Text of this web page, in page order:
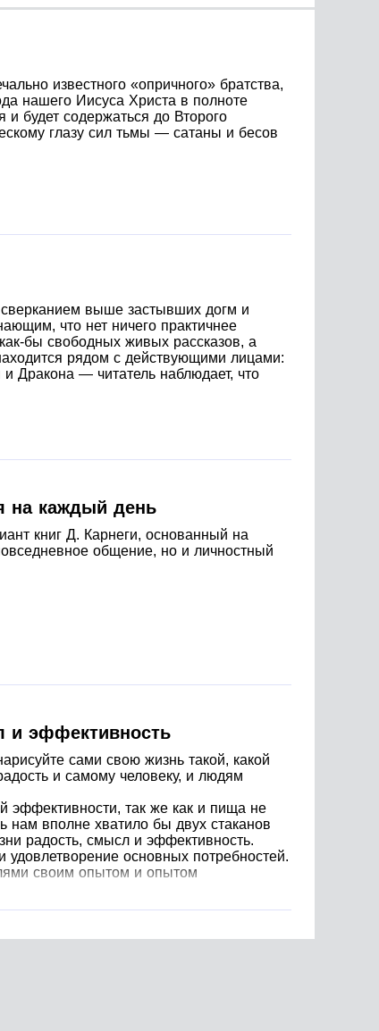
известного «опричного» братства,
нашего Иисуса Христа в полноте
будет содержаться до Второго
глазу сил тьмы — сатаны и бесов
сверканием выше застывших догм и
что нет ничего практичнее
бы свободных живых рассказов, а
рядом с действующими лицами:
Дракона — читатель наблюдает, что
на каждый день
книг Д. Карнеги, основанный на
общение, но и личностный
и эффективность
сами свою жизнь такой, какой
и самому человеку, и людям
эффективности, так же как и пища не
нам вполне хватило бы двух стаканов
радость, смысл и эффективность.
основных потребностей.
своим опытом и опытом